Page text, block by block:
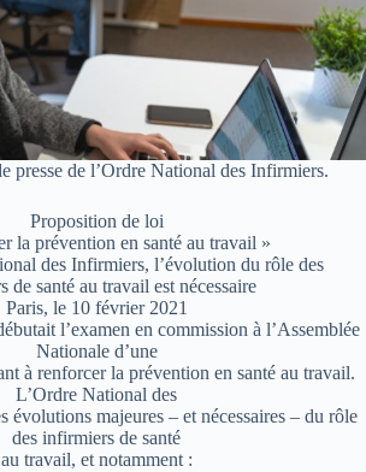
presse de l’Ordre National des Infirmiers.
Proposition de loi
la prévention en santé au travail »
des Infirmiers, l’évolution du rôle des
de santé au travail est nécessaire
Paris, le 10 février 2021
l’examen en commission à l’Assemblée
Nationale d’une
à renforcer la prévention en santé au travail.
L’Ordre National des
évolutions majeures – et nécessaires – du rôle
des infirmiers de santé
au travail, et notamment :